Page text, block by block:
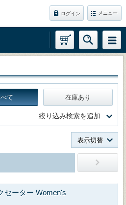
ログイン メニュー
て 在庫あり
絞り込み検索を追加
表示切替
セーター Women's